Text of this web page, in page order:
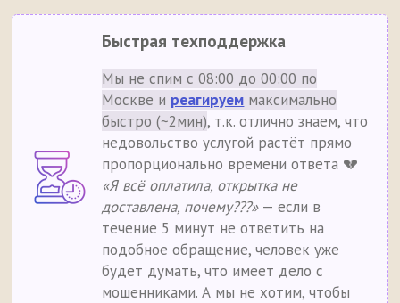
Быстрая техподдержка
Мы не спим с 08:00 до 00:00 по
Москве и реагируем максимально
быстро (~2мин), т.к. отлично знаем, что
недовольство услугой растёт прямо
пропорционально времени ответа 💔
«Я всё оплатила, открытка не
доставлена, почему???»— если в
течение 5 минут не ответить на
подобное обращение, человек уже
будет думать, что имеет дело с
мошенниками. А мы не хотим, чтобы